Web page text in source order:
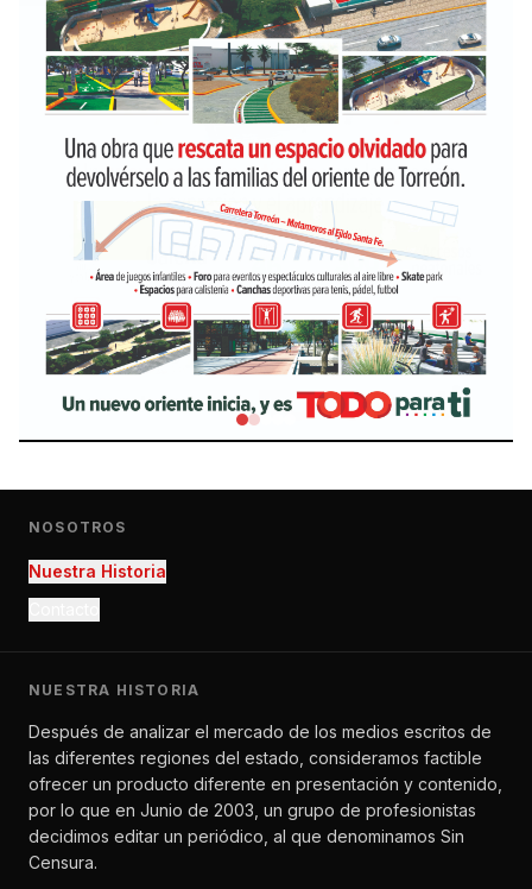
NOSOTROS
Nuestra Historia
NUESTRA HISTORIA
Después de analizar el mercado de los medios escritos de
las diferentes regiones del estado, consideramos factible
ofrecer un producto diferente en presentación y contenido,
por lo que en Junio de 2003, un grupo de profesionistas
decidimos editar un periódico, al que denominamos Sin
Censura.